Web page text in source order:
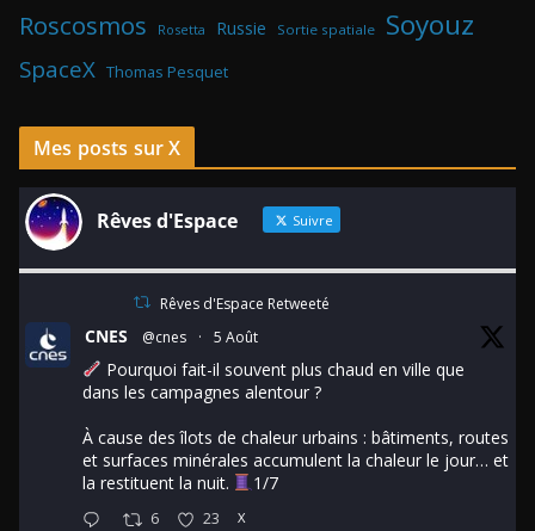
Roscosmos Rosetta Russie Sortie spatiale Soyouz
SpaceX Thomas Pesquet
Mes posts sur X
Rêves d'Espace Suivre
Rêves d'Espace Retweeté
CNES @cnes · 5 Août
Pourquoi fait-il souvent plus chaud en ville que
dans les campagnes alentour ?
À cause des îlots de chaleur urbains : bâtiments, routes
et surfaces minérales accumulent la chaleur le jour… et
la restituent la nuit.
1/7
6 23 X